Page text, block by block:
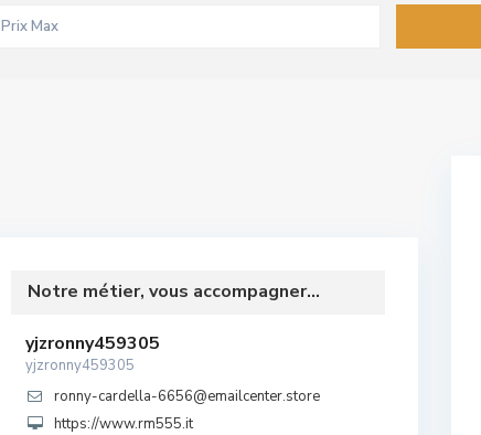
Notre métier, vous accompagner...
yjzronny459305
yjzronny459305
ronny-cardella-6656@emailcenter.store
https://www.rm555.it